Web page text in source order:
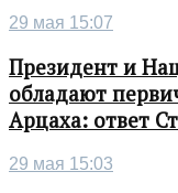
29 мая 15:07
Президент и
обладают
Арцаха: ответ
29 мая 15:03